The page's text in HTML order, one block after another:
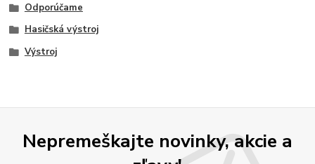
Odporúčame
Hasičská výstroj
Výstroj
Nepremeškajte novinky, akcie a